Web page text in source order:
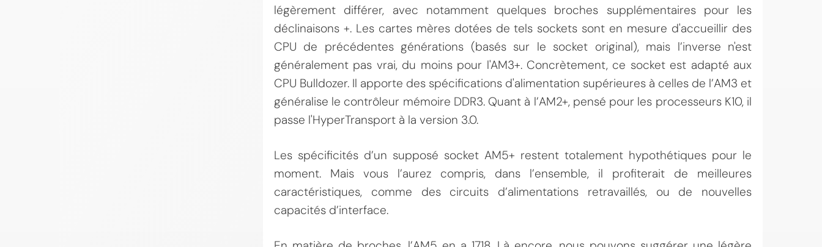
légèrement différer, avec notamment quelques broches supplémentaires pour les
déclinaisons +. Les cartes mères dotées de tels sockets sont en mesure d'accueillir des
CPU de précédentes générations (basés sur le socket original), mais l’inverse n'est
généralement pas vrai, du moins pour l'AM3+. Concrètement, ce socket est adapté aux
CPU Bulldozer. Il apporte des spécifications d'alimentation supérieures à celles de l’AM3 et
généralise le contrôleur mémoire DDR3. Quant à l’AM2+, pensé pour les processeurs K10, il
passe l'HyperTransport à la version 3.0.
Les spécificités d’un supposé socket AM5+ restent totalement hypothétiques pour le
moment. Mais vous l’aurez compris, dans l’ensemble, il profiterait de meilleures
caractéristiques, comme des circuits d’alimentations retravaillés, ou de nouvelles
capacités d’interface.